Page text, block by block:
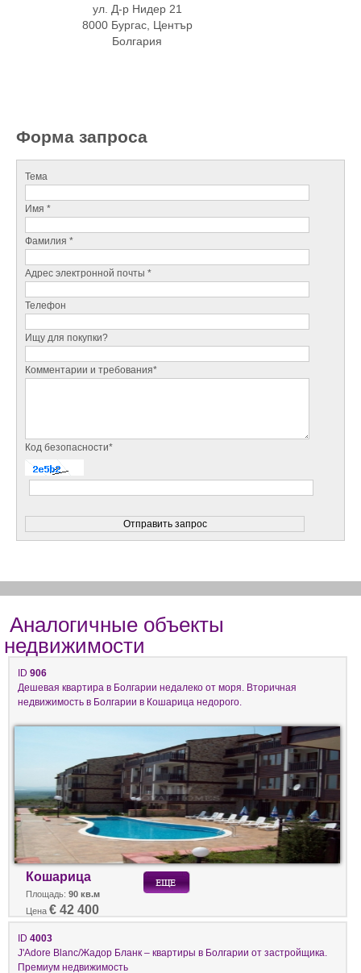
ул. Д-р Нидер 21
8000 Бургас, Център
Болгария
Форма запроса
Тема
Имя *
Фамилия *
Адрес электронной почты *
Телефон
Ищу для покупки?
Комментарии и требования*
Код безопасности*
Аналогичные объекты
недвижимости
ID 906
Дешевая квартира в Болгарии недалеко от моря. Вторичная
недвижимость в Болгарии в Кошарица недорого.
Кошарица
Площадь: 90 кв.м
Цена € 42 400
ID 4003
J'Adore Blanc/Жадор Бланк – квартиры в Болгарии от застройщика.
Премиум недвижимость